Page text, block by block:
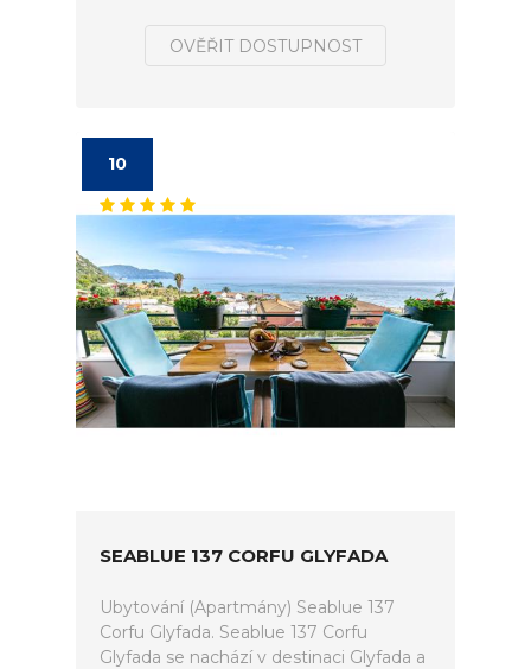
OVĚŘIT DOSTUPNOST
10
SEABLUE 137 CORFU GLYFADA
Ubytování (Apartmány) Seablue 137
Corfu Glyfada. Seablue 137 Corfu
Glyfada se nachází v destinaci Glyfada a